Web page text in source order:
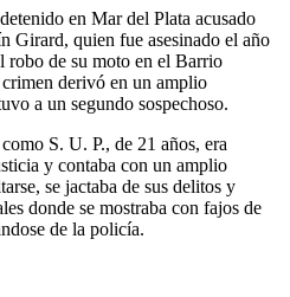
en Mar del Plata acusado
Girard, quien fue asesinado el año
robo de su moto en el Barrio
derivó en un amplio
a un segundo sospechoso.
S. U. P., de 21 años, era
y contaba con un amplio
se jactaba de sus delitos y
donde se mostraba con fajos de
de la policía.